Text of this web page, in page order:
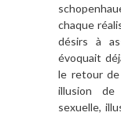
chaque
désirs à
évoquait
le retour
illusion de
sexuelle,